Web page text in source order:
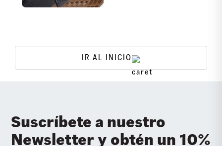
IR AL INICIO
Suscríbete a nuestro
Newsletter y obtén un 10%